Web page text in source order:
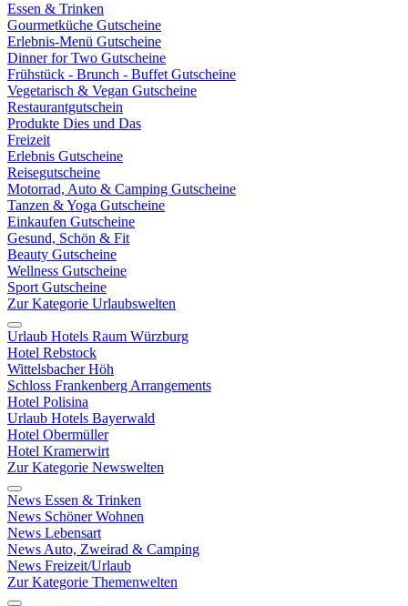
Essen & Trinken
Gourmetküche Gutscheine
Erlebnis-Menü Gutscheine
Dinner for Two Gutscheine
Frühstück - Brunch - Buffet Gutscheine
Vegetarisch & Vegan Gutscheine
Restaurantgutschein
Produkte Dies und Das
Freizeit
Erlebnis Gutscheine
Reisegutscheine
Motorrad, Auto & Camping Gutscheine
Tanzen & Yoga Gutscheine
Einkaufen Gutscheine
Gesund, Schön & Fit
Beauty Gutscheine
Wellness Gutscheine
Sport Gutscheine
Zur Kategorie Urlaubswelten
Urlaub Hotels Raum Würzburg
Hotel Rebstock
Wittelsbacher Höh
Schloss Frankenberg Arrangements
Hotel Polisina
Urlaub Hotels Bayerwald
Hotel Obermüller
Hotel Kramerwirt
Zur Kategorie Newswelten
News Essen & Trinken
News Schöner Wohnen
News Lebensart
News Auto, Zweirad & Camping
News Freizeit/Urlaub
Zur Kategorie Themenwelten